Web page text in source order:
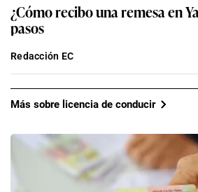
¿Cómo recibo una remesa en
pasos
Redacción EC
Más sobre licencia de conducir